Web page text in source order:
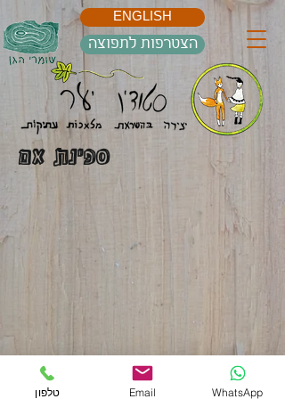
הצטרפות לתפוצה
ENGLISH
ספינת אם
תקנון האתר טלפון Email WhatsApp